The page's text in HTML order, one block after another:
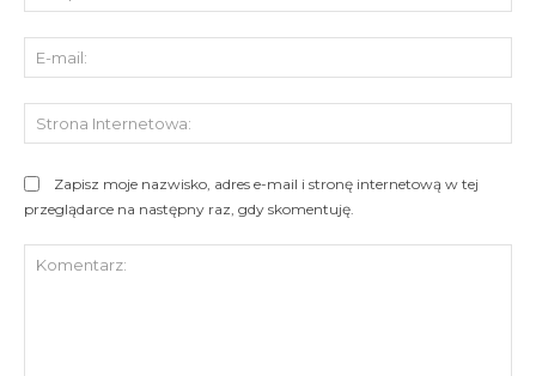
Zapisz moje nazwisko, adres e-mail i stronę internetową w tej
przeglądarce na następny raz, gdy skomentuję.